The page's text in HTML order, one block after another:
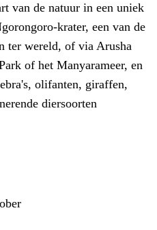
van de natuur in een uniek
krater, een van de
ter wereld, of via Arusha
of het Manyarameer, en
olifanten, giraffen,
diersoorten